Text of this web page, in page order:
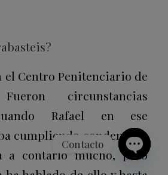
el Centro Penitenciario de
circunstancias
Rafael en ese
cumpliendo condena. Yo
a contarlo mucho, pero
Contacto
chaty